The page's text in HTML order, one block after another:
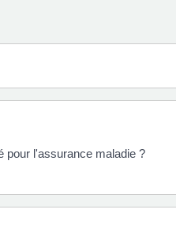
pour l'assurance maladie ?